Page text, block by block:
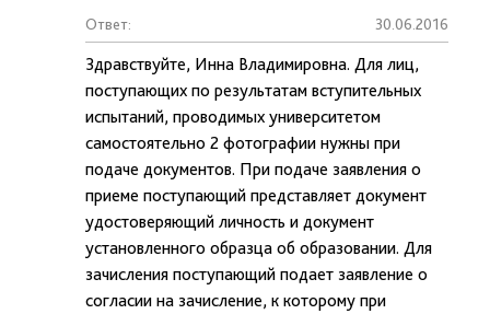
Ответ: 30.06.2016
Здравствуйте, Инна Владимировна. Для лиц,
поступающих по результатам вступительных
испытаний, проводимых университетом
самостоятельно 2 фотографии нужны при
подаче документов. При подаче заявления о
приеме поступающий представляет документ
удостоверяющий личность и документ
установленного образца об образовании. Для
зачисления поступающий подает заявление о
согласии на зачисление, к которому при